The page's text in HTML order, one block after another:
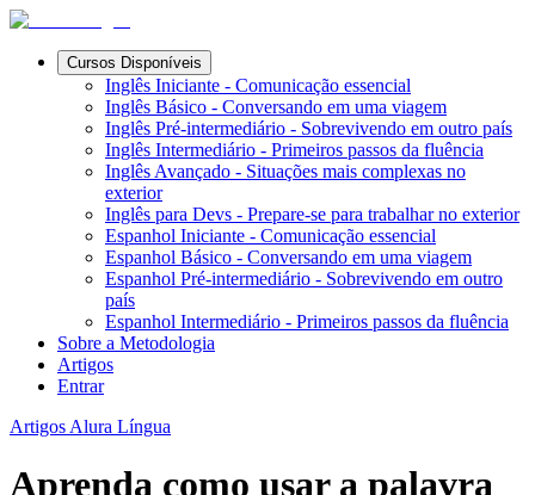
Cursos Disponíveis
Inglês Iniciante - Comunicação essencial
Inglês Básico - Conversando em uma viagem
Inglês Pré-intermediário - Sobrevivendo em outro país
Inglês Intermediário - Primeiros passos da fluência
Inglês Avançado - Situações mais complexas no
exterior
Inglês para Devs - Prepare-se para trabalhar no exterior
Espanhol Iniciante - Comunicação essencial
Espanhol Básico - Conversando em uma viagem
Espanhol Pré-intermediário - Sobrevivendo em outro
país
Espanhol Intermediário - Primeiros passos da fluência
Sobre a Metodologia
Artigos
Entrar
Artigos Alura Língua
Aprenda como usar a palavra